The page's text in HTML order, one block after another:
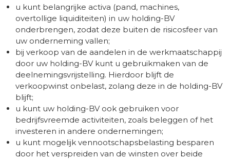
u kunt belangrijke activa (pand, machines,
overtollige liquiditeiten) in uw holding-BV
onderbrengen, zodat deze buiten de risicosfeer van
uw onderneming vallen;
bij verkoop van de aandelen in de werkmaatschappij
door uw holding-BV kunt u gebruikmaken van de
deelnemingsvrijstelling. Hierdoor blijft de
verkoopwinst onbelast, zolang deze in de holding-BV
blijft;
u kunt uw holding-BV ook gebruiken voor
bedrijfsvreemde activiteiten, zoals beleggen of het
investeren in andere ondernemingen;
u kunt mogelijk vennootschapsbelasting besparen
door het verspreiden van de winsten over beide